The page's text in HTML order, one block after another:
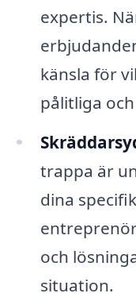
expertis.
känsla för
pålitliga
trappa är
dina
och
situation.